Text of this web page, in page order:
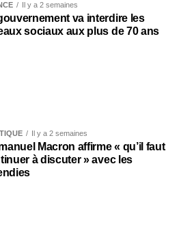
Il y a 2 semaines
va interdire les
sociaux aux plus de 70 ans
Il y a 2 semaines
Macron affirme « qu’il faut
à discuter » avec les